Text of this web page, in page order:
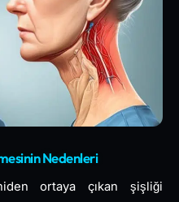
Nedenleri
ortaya çıkan şişliği